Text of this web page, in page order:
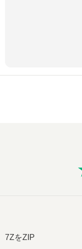
7ZをZIP